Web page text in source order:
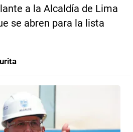
a la Alcaldía de Lima
se abren para la lista